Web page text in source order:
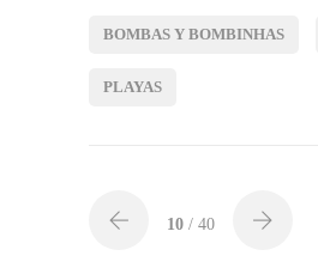
BOMBAS Y BOMBINHAS
PLAYAS
10 / 40